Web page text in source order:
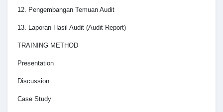
12. Pengembangan Temuan Audit
13. Laporan Hasil Audit (Audit Report)
TRAINING METHOD
Presentation
Discussion
Case Study